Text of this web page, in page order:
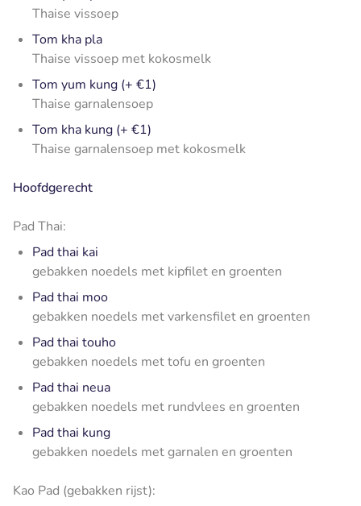
Thaise vissoep
Tom kha pla
Thaise vissoep met kokosmelk
Tom yum kung (+ €1)
Thaise garnalensoep
Tom kha kung (+ €1)
Thaise garnalensoep met kokosmelk
Hoofdgerecht
Pad Thai:
Pad thai kai
gebakken noedels met kipfilet en groenten
Pad thai moo
gebakken noedels met varkensfilet en groenten
Pad thai touho
gebakken noedels met tofu en groenten
Pad thai neua
gebakken noedels met rundvlees en groenten
Pad thai kung
gebakken noedels met garnalen en groenten
Kao Pad (gebakken rijst):